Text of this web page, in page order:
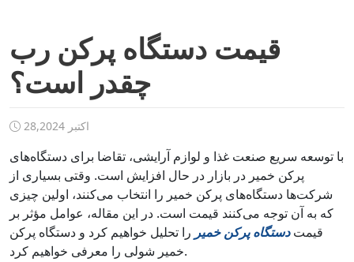
قیمت دستگاه پرکن رب
چقدر است؟
اکتبر 28,2024
با توسعه سریع صنعت غذا و لوازم آرایشی، تقاضا برای دستگاه‌های
پرکن خمیر در بازار در حال افزایش است. وقتی بسیاری از
شرکت‌ها دستگاه‌های پرکن خمیر را انتخاب می‌کنند، اولین چیزی
که به آن توجه می‌کنند قیمت است. در این مقاله، عوامل مؤثر بر
قیمتدستگاه پرکن خمیر را تحلیل خواهیم کرد و دستگاه پرکن
خمیر شولی را معرفی خواهیم کرد.